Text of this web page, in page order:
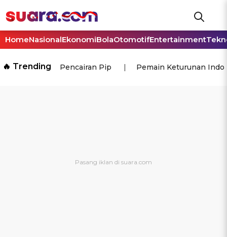
HomeNasionalEkonomiBolaOtomotifEntertainment
🔥 Trending Pencairan Pip Pemain Keturunan